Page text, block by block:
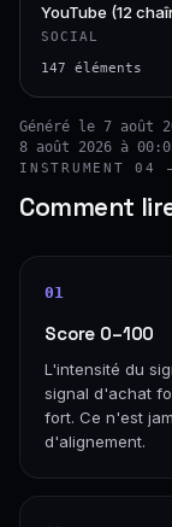
YouTube (12
SOCIAL
147 éléments
Généré le 7 août
8 août 2026 à
INSTRUMENT 04
Comment
01
Score 0–100
L'intensité du
signal d'achat
fort. Ce n'est
d'alignement.